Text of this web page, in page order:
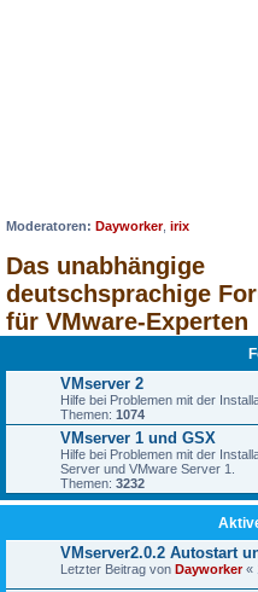
Moderatoren: Dayworker, irix
Das unabhängige
deutschsprachige
für VMware-Experten
VMserver 2
Hilfe bei Problemen mit der
Themen: 1074
VMserver 1 und GSX
Hilfe bei Problemen mit der
Server und VMware Server 1.
Themen: 3232
VMserver2.0.2 Autostart
Letzter Beitrag von Dayworker«